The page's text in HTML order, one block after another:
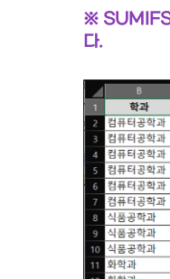
※ SUMIFS
다.